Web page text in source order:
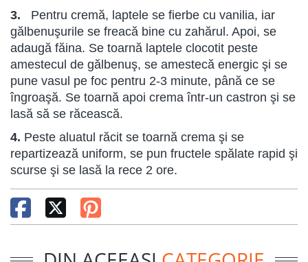
3. Pentru cremă, laptele se fierbe cu vanilia, iar
gălbenuşurile se freacă bine cu zahărul. Apoi, se
adaugă făina. Se toarnă laptele clocotit peste
amestecul de gălbenuş, se amestecă energic şi se
pune vasul pe foc pentru 2-3 minute, până ce se
îngroaşă. Se toarnă apoi crema într-un castron şi se
lasă să se răcească.
4. Peste aluatul răcit se toarnă crema şi se
repartizează uniform, se pun fructele spălate rapid şi
scurse şi se lasă la rece 2 ore.